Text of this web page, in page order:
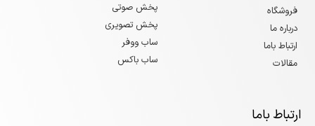
فروشگاه
درباره ما
ارتباط باما
مقالات
پخش صوتی
پخش تصویری
ساب ووفر
ساب باکس
ارتباط باما